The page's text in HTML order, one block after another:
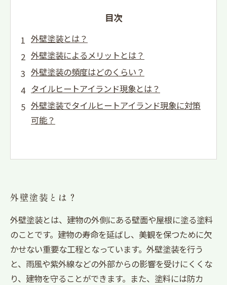
目次
外壁塗装とは？
外壁塗装によるメリットとは？
外壁塗装の頻度はどのくらい？
タイルヒートアイランド現象とは？
外壁塗装でタイルヒートアイランド現象に対策
可能？
外壁塗装とは？
外壁塗装とは、建物の外側にある壁面や屋根に塗る塗料
のことです。建物の寿命を延ばし、美観を保つために欠
かせない重要な工程となっています。外壁塗装を行う
と、雨風や紫外線などの外部からの影響を受けにくくな
り、建物を守ることができます。また、塗料には防カ